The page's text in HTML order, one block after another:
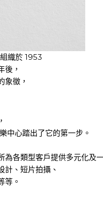
織於 1953
後，
象徵，
中心踏出了它的第一步。
為各類型客戶提供多元化及
、短片拍攝、
等。